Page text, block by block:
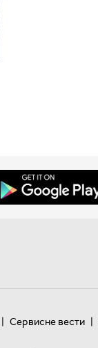
| Сервисне вести |